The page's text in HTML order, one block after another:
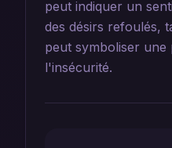
peut indiquer un
des désirs refoulés,
peut symboliser
l'insécurité.